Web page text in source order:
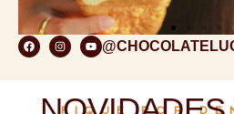
FIQUE POR